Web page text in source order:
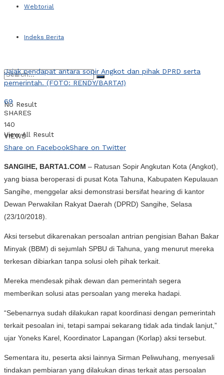
Webtorial
Indeks Berita
No Result
View All Result
Jajak pendapat antara sopir Angkot dan pihak DPRD serta
pemerintah. (FOTO: RENDY/BARTA1)
69
SHARES
140
VIEWS
Share on FacebookShare on Twitter
SANGIHE, BARTA1.COM – Ratusan Sopir Angkutan Kota (Angkot),
yang biasa beroperasi di pusat Kota Tahuna, Kabupaten Kepulauan
Sangihe, menggelar aksi demonstrasi bersifat hearing di kantor
Dewan Perwakilan Rakyat Daerah (DPRD) Sangihe, Selasa
(23/10/2018).
Aksi tersebut dikarenakan persoalan antrian pengisian Bahan Bakar
Minyak (BBM) di sejumlah SPBU di Tahuna, yang menurut mereka
terkesan dibiarkan tanpa solusi oleh pihak terkait.
Mereka mendesak pihak dewan dan pemerintah segera
memberikan solusi atas persoalan yang mereka hadapi.
“Sebenarnya sudah dilakukan rapat koordinasi dengan pemerintah
terkait pesoalan ini, tetapi sampai sekarang tidak ada tindak lanjut,”
ujar Yoneks Karel, Koordinator Lapangan (Korlap) aksi tersebut.
Sementara itu, peserta aksi lainnya Sirman Peliwuhang, menyesali
tindakan pembiaran yang dilakukan dinas terkait atas persoalan